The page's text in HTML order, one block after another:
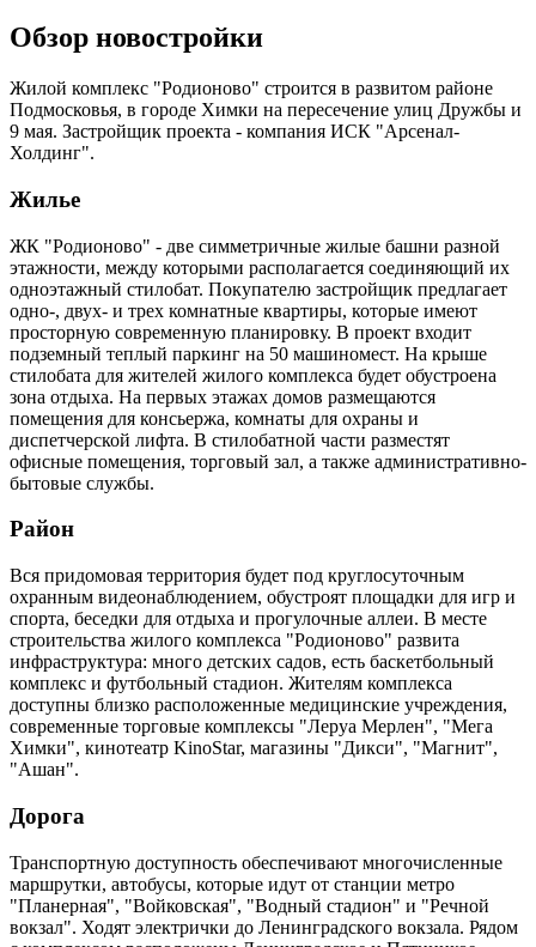
Обзор новостройки
Жилой комплекс "Родионово" строится в развитом районе
Подмосковья, в городе Химки на пересечение улиц Дружбы и
9 мая. Застройщик проекта - компания ИСК "Арсенал-
Холдинг".
Жилье
ЖК "Родионово" - две симметричные жилые башни разной
этажности, между которыми располагается соединяющий их
одноэтажный стилобат. Покупателю застройщик предлагает
одно-, двух- и трех комнатные квартиры, которые имеют
просторную современную планировку. В проект входит
подземный теплый паркинг на 50 машиномест. На крыше
стилобата для жителей жилого комплекса будет обустроена
зона отдыха. На первых этажах домов размещаются
помещения для консьержа, комнаты для охраны и
диспетчерской лифта. В стилобатной части разместят
офисные помещения, торговый зал, а также административно-
бытовые службы.
Район
Вся придомовая территория будет под круглосуточным
охранным видеонаблюдением, обустроят площадки для игр и
спорта, беседки для отдыха и прогулочные аллеи. В месте
строительства жилого комплекса "Родионово" развита
инфраструктура: много детских садов, есть баскетбольный
комплекс и футбольный стадион. Жителям комплекса
доступны близко расположенные медицинские учреждения,
современные торговые комплексы "Леруа Мерлен", "Мега
Химки", кинотеатр KinoStar, магазины "Дикси", "Магнит",
"Ашан".
Дорога
Транспортную доступность обеспечивают многочисленные
маршрутки, автобусы, которые идут от станции метро
"Планерная", "Войковская", "Водный стадион" и "Речной
вокзал". Ходят электрички до Ленинградского вокзала. Рядом